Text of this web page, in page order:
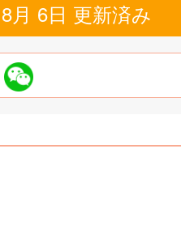
月 6日 更新済み